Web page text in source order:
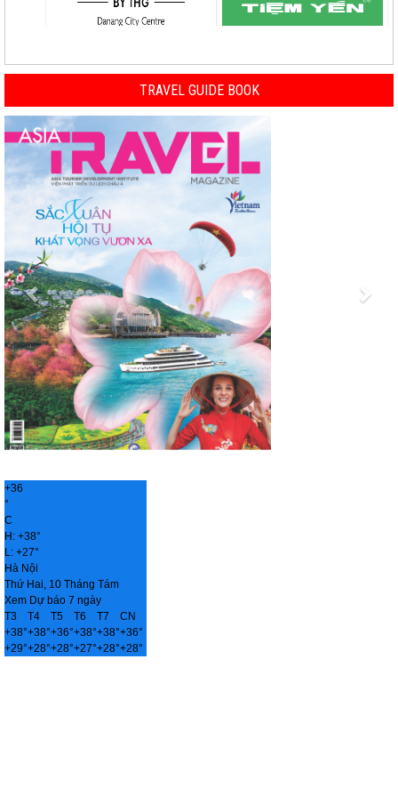
TRAVEL GUIDE BOOK
Previous
+36
°
C
H: +38°
L: +27°
Hà Nội
Thứ Hai, 10 Tháng Tám
Xem Dự báo 7 ngày
T3
T4 T5 T6 T7
CN
+38°+38°+36°+38°+38°+36°
+29°+28°+28°+27°+28°+28°